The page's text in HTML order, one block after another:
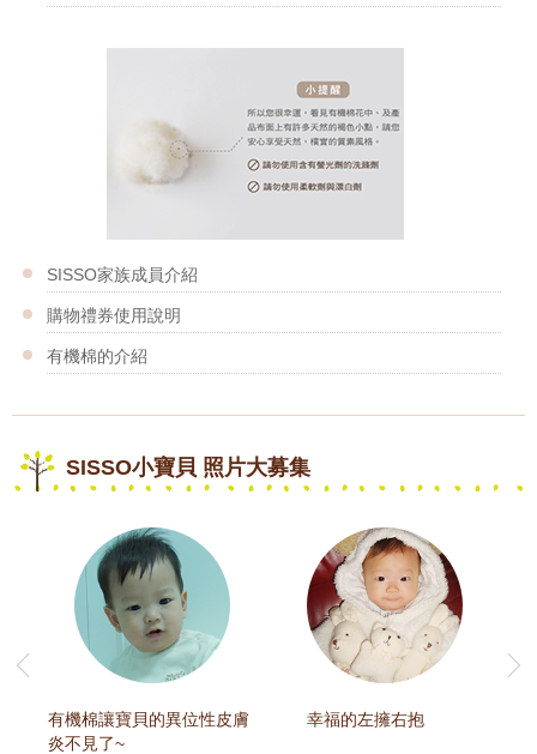
SISSO家族成員介紹
購物禮券使用說明
有機棉的介紹
SISSO小寶貝 照片大募集
有機棉讓寶貝的異位性皮膚
炎不見了~
幸福的左擁右抱